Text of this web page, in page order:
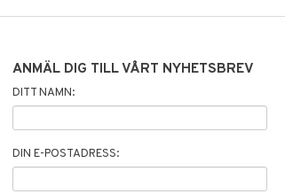
ANMÄL DIG TILL VÅRT NYHETSBREV
DITT NAMN:
DIN E-POSTADRESS: